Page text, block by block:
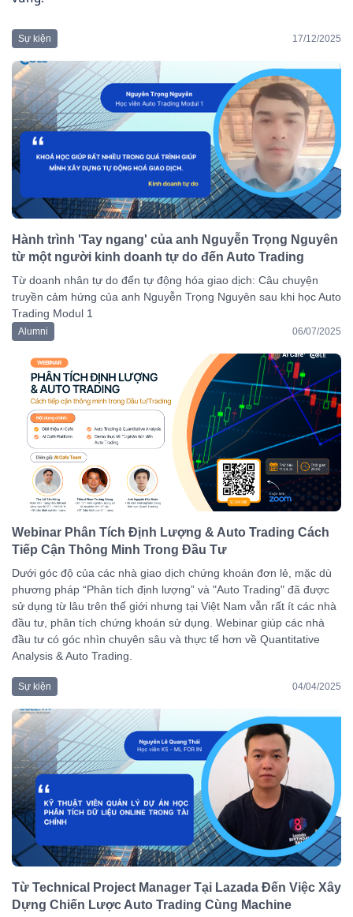
Sự kiện 17/12/2025
Hành trình 'Tay ngang' của anh Nguyễn Trọng Nguyên
từ một người kinh doanh tự do đến Auto Trading
Từ doanh nhân tự do đến tự động hóa giao dịch: Câu chuyện
truyền cảm hứng của anh Nguyễn Trọng Nguyên sau khi học Auto
Trading Modul 1
Alumni 06/07/2025
Webinar Phân Tích Định Lượng & Auto Trading Cách
Tiếp Cận Thông Minh Trong Đầu Tư
Dưới góc độ của các nhà giao dịch chứng khoán đơn lẻ, mặc dù
phương pháp “Phân tích định lượng” và "Auto Trading" đã được
sử dụng từ lâu trên thế giới nhưng tại Việt Nam vẫn rất ít các nhà
đầu tư, phân tích chứng khoán sử dụng. Webinar giúp các nhà
đầu tư có góc nhìn chuyên sâu và thực tế hơn về Quantitative
Analysis & Auto Trading.
Sự kiện 04/04/2025
Từ Technical Project Manager Tại Lazada Đến Việc Xây
Dựng Chiến Lược Auto Trading Cùng Machine